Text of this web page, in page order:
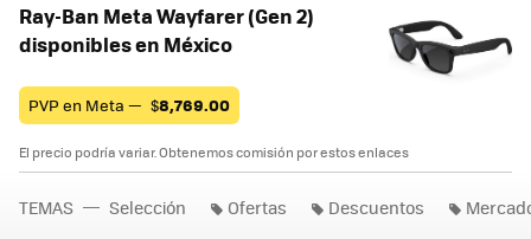
Ray-Ban Meta Wayfarer (Gen 2)
disponibles en México
PVP en Meta — $8,769.00
El precio podría variar. Obtenemos comisión por estos enlaces
TEMAS Selección Ofertas Descuentos